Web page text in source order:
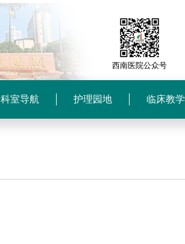
西南医院公众号
科室导航 护理园地 临床教学